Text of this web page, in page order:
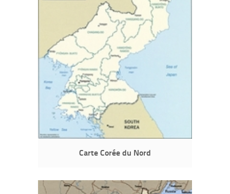
Carte Corée du Nord